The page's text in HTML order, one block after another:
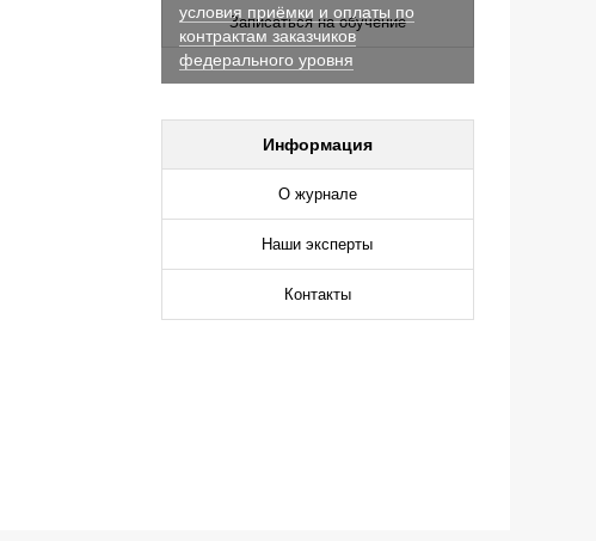
Записаться на обучение
условия приёмки и оплаты по
контрактам заказчиков
федерального уровня
Информация
О журнале
Наши эксперты
Контакты